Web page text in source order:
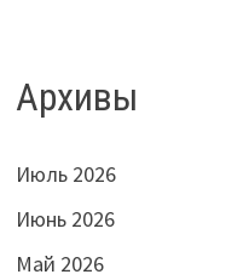
Архивы
Июль 2026
Июнь 2026
Май 2026